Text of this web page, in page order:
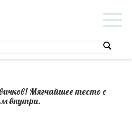
Мягчайшее тесто с
внутри.